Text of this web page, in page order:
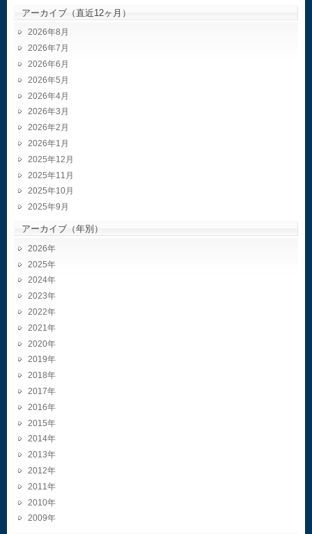
アーカイブ（直近12ヶ月）
2026年8月
2026年7月
2026年6月
2026年5月
2026年4月
2026年3月
2026年2月
2026年1月
2025年12月
2025年11月
2025年10月
2025年9月
アーカイブ（年別）
2026
2025
2024
2023
2022
2021
2020
2019
2018
2017
2016
2015
2014
2013
2012
2011
2010
2009